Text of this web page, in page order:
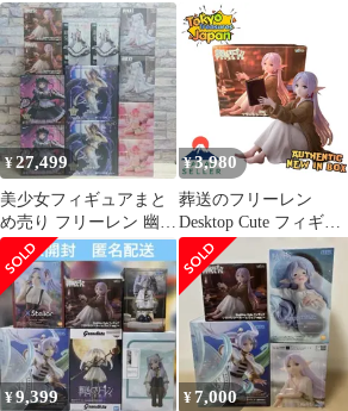
個セット
レン フェルン シュタル
ク アウラ
¥27,499
美少女フィギュアまと
め売り フリーレン 幽鬼
シンデレラ 黒江雫 アル
ベド ララ
¥3,980
葬送のフリーレン
Desktop Cute フィギュ
ア フリーレン～ルーム
ウェアver.～
¥9,399 ¥7,000